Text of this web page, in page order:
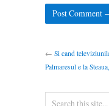
← Si cand
Palmaresul e la